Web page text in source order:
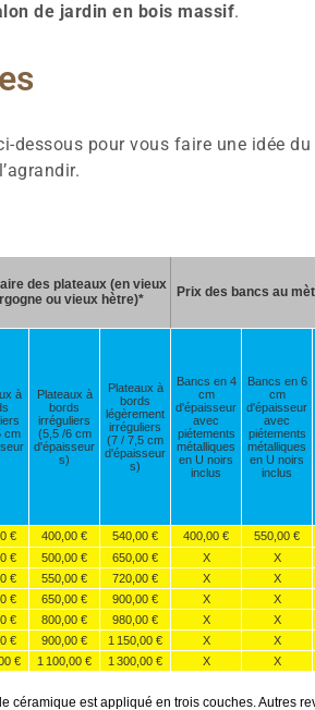
de jardin en bois massif.
dessous pour vous faire une idée